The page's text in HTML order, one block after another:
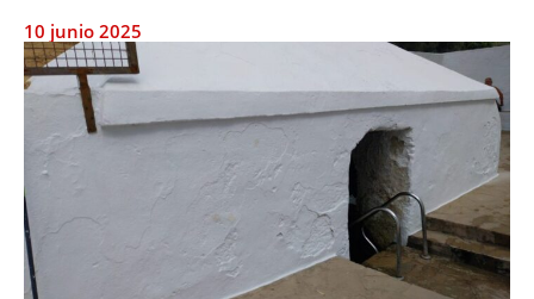
10 junio 2025